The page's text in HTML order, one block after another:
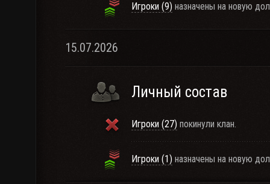
Игроки (9) назначены на новую
15.07.2026
Личный состав
Игроки (27) покинули клан.
Игроки (1) назначены на новую